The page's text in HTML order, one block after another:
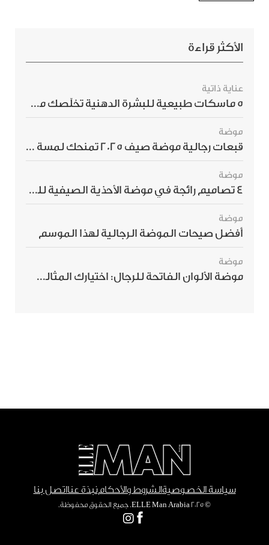
الأكثر قراءة
عناية ذاتية
5 ماسكات طبيعية للبشرة الدهنية تخلّصك من الحبوب بسرعة
موضة
قبعات رجالية موضة صيف 2025 تمنحك لمسة أناقة استثنائية
موضة
4 تصاميم رائجة في موضة الأحذية الصيفية للرجال هذا الموسم
موضة
أفضل صيحات الموضة الرجالية لهذا الموسم
موضة
موضة الألوان الفاتحة للرجال: اختيارك المثالي لإطلالة صيفية مبهرة
سياسة الخصوصيةالشروط والأحكامنبذة عنااتصل بنا
© ٢٠٢٥ ELLE Man Arabia. جميع الحقوق محفوظة.